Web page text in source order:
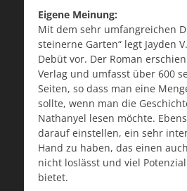
Eigene Meinung:
Mit dem sehr umfangreichen
steinerne Garten“ legt Jayden
Debüt vor. Der Roman
Verlag und umfasst über 600
Seiten, so dass man eine
sollte, wenn man die
Nathanyel lesen möchte.
darauf einstellen, ein sehr
Hand zu haben, das einen
nicht loslässt und viel
bietet.